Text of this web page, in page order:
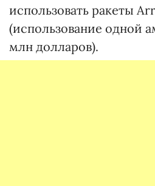
использовать ракеты
(использование одной
млн долларов).